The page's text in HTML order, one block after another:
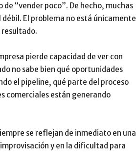
“vender poco”. De hecho, muchas
El problema no está únicamente
resultado.
pierde capacidad de ver con
no sabe bien qué oportunidades
el pipeline, qué parte del proceso
comerciales están generando
se reflejan de inmediato en una
y en la dificultad para